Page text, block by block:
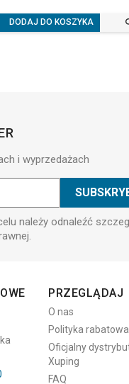
DODAJ DO KOSZYKA
i wyprzedażach
należy odnaleźć
PRZEGLĄDAJ
O nas
Polityka rabatowa
Oficjalny
Xuping
FAQ